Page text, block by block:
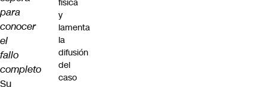
para
conocer
el
fallo
completo
Su
física
y
lamenta
la
difusión
del
caso